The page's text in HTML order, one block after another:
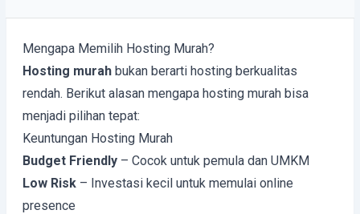
Mengapa Memilih Hosting Murah?
Hosting murah bukan berarti hosting berkualitas
rendah. Berikut alasan mengapa hosting murah bisa
menjadi pilihan tepat:
Keuntungan Hosting Murah
Budget Friendly – Cocok untuk pemula dan UMKM
Low Risk – Investasi kecil untuk memulai online
presence